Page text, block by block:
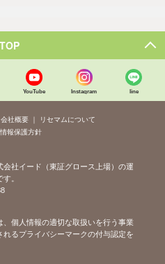
TOP
YouTube Instagram line
会社概要
リセマムについて
報保護方針
会社イード（東証グロース上場）の運
。
、個人情報の適切な取扱いを行う事業
れるプライバシーマークの付与認定を